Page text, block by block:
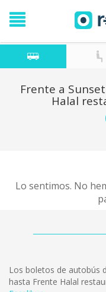
Frente a
Halal
Lo sentimos. No
Los boletos de autobús
hasta Frente Halal